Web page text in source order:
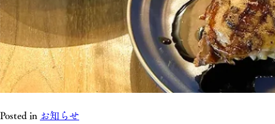
Posted in お知らせ